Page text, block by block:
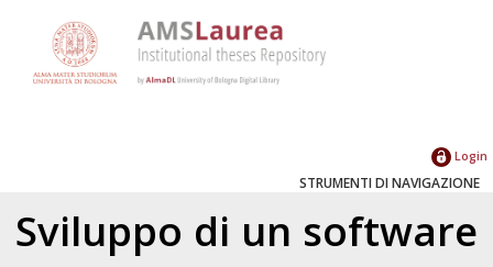
Login
STRUMENTI DI NAVIGAZIONE
Sviluppo di un software